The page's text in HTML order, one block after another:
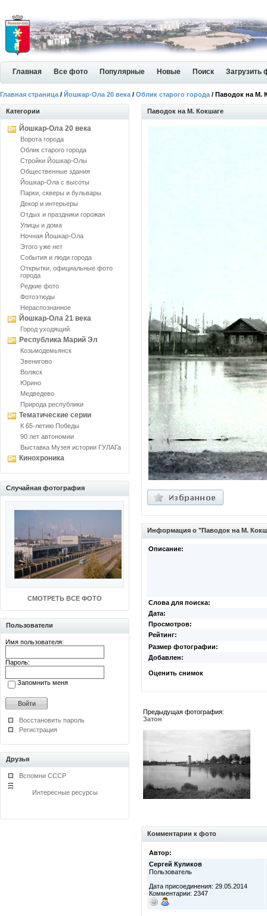
Главная Все фото Популярные Новые Поиск Загрузить
Главная страница / Йошкар-Ола 20 века / Облик старого города / Паводок на М.
Категории
Йошкар-Ола 20 века
Ворота города
Облик старого города
Стройки Йошкар-Олы
Общественные здания
Йошкар-Ола с высоты
Парки, скверы и бульвары
Декор и интерьеры
Отдых и праздники горожан
Улицы и дома
Ночная Йошкар-Ола
Этого уже нет
События и люди города
Открытки, официальные фото
города
Редкие фото
Фотоэтюды
Нераспознанное
Йошкар-Ола 21 века
Город уходящий
Республика Марий Эл
Козьмодемьянск
Звенигово
Волжск
Юрино
Медведево
Природа республики
Тематические серии
К 65-летию Победы
90 лет автономии
Выставка Музея истории ГУЛАГа
Кинохроника
Случайная фотография
СМОТРЕТЬ ВСЕ ФОТО
Пользователи
Имя пользователя:
Пароль:
Запомнить меня
Восстановить пароль
Регистрация
Друзья
Вспомни СССР
Интересные ресурсы
Паводок на М. Кокшаге
Информация о "Паводок на М.
Описание:
Слова для поиска:
Дата:
Просмотров:
Рейтинг:
Размер фотографии:
Добавлен:
Оценить снимок
Предыдущая фотография:
Затон
Комментарии к фото
Автор:
Сергей Куликов
Пользователь
Дата присоединения: 29.05.2014
Комментарии: 2347